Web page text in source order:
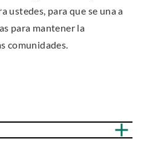
ustedes, para que se una a
para mantener la
comunidades.